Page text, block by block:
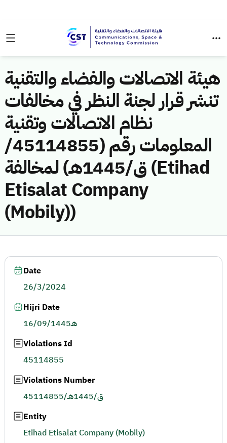
هيئة الاتصالات والفضاء والتقنية
تنشر قرار لجنة النظر في مخالفات
نظام الاتصالات وتقنية
المعلومات رقم (45114855/
ق/1445هـ) لمخالفة (Etihad
Etisalat Company
(Mobily))
Date
26/3/2024
Hijri Date
16/09/1445هـ
Violations Id
45114855
Violations Number
45114855/ق/1445هـ
Entity
Etihad Etisalat Company (Mobily)